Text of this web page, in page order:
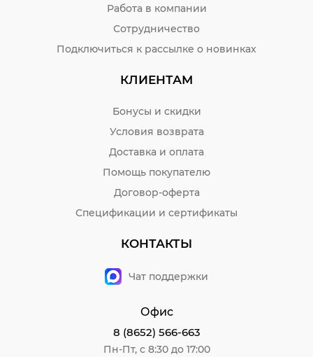
Работа в компании
Сотрудничество
Подключиться к рассылке о новинках
КЛИЕНТАМ
Бонусы и скидки
Условия возврата
Доставка и оплата
Помощь покупателю
Договор-оферта
Спецификации и сертификаты
КОНТАКТЫ
Чат поддержки
Офис
8 (8652) 566-663
Пн-Пт, с 8:30 до 17:00